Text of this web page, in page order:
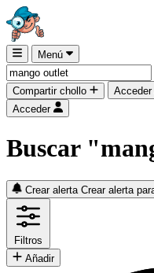
Menú
Compartir chollo
Acceder
Acceder
Buscar
Crear alerta Crear alerta
Filtros
Añadir